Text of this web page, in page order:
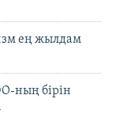
ең жылдам
ның бірін